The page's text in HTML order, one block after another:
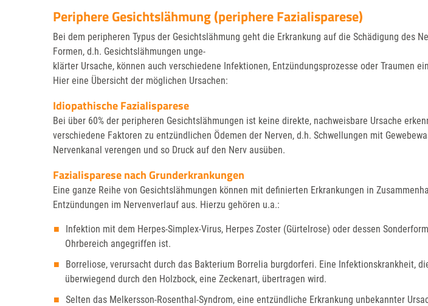
Periphere Gesichtslähmung (periphere Fazialisparese)
Bei dem peripheren Typus der Gesichtslähmung geht die Erkrankung auf die Schädigung des
Formen, d.h. Gesichtslähmungen unge-
klärter Ursache, können auch verschiedene Infektionen, Entzündungsprozesse oder Traumen
Hier eine Übersicht der möglichen Ursachen:
Idiopathische Fazialisparese
Bei über 60% der peripheren Gesichtslähmungen ist keine direkte, nachweisbare Ursache
verschiedene Faktoren zu entzündlichen Ödemen der Nerven, d.h. Schwellungen mit
Nervenkanal verengen und so Druck auf den Nerv ausüben.
Fazialisparese nach Grunderkrankungen
Eine ganze Reihe von Gesichtslähmungen können mit definierten Erkrankungen in
Entzündungen im Nervenverlauf aus. Hierzu gehören u.a.:
Infektion mit dem Herpes-Simplex-Virus, Herpes Zoster (Gürtelrose) oder dessen
Ohrbereich angegriffen ist.
Borreliose, verursacht durch das Bakterium Borrelia burgdorferi. Eine Infektionskrankheit,
überwiegend durch den Holzbock, eine Zeckenart, übertragen wird.
Selten das Melkersson-Rosenthal-Syndrom, eine entzündliche Erkrankung unbekannter